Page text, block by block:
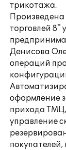
трикотажа.
торговлей 8"
Денисова
операций
оформление
прихода
управление